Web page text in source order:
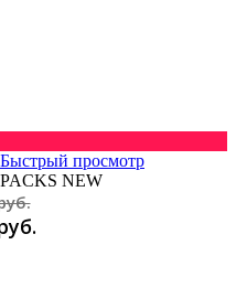
Быстрый просмотр
NEW